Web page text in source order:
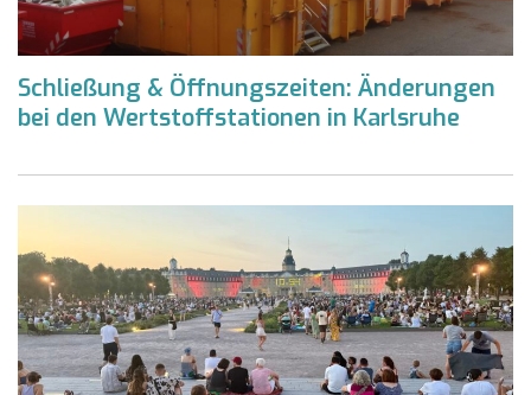
Schließung & Öffnungszeiten: Änderungen
bei den Wertstoffstationen in Karlsruhe